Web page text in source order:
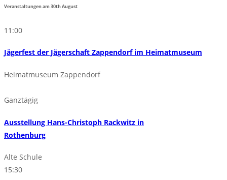
Veranstaltungen am30thAugust
11:00
Jägerfest der Jägerschaft Zappendorf im Heimatmuseum
Heimatmuseum Zappendorf
Ganztägig
Ausstellung Hans-Christoph Rackwitz in
Rothenburg
Alte Schule
15:30